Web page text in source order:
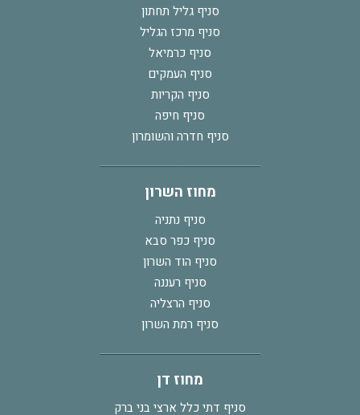
סניף גליל תחתון
סניף מרכז הגליל
סניף כרמיאל
סניף העמקים
סניף הקריות
סניף חיפה
סניף חדרה והשומרון
מחוז השרון
סניף נתניה
סניף כפר סבא
סניף הוד השרון
סניף רעננה
סניף הרצליה
סניף רמת השרון
מחוז דן
סניף דתי כלל ארצי בני ברק